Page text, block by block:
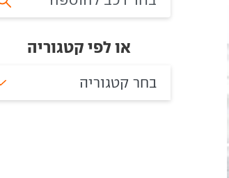
או לפי קטגוריה
בחר קטגוריה